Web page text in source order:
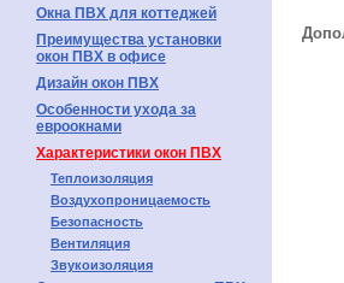
Окна ПВХ для коттеджей
Преимущества установки
окон ПВХ в офисе
Дизайн окон ПВХ
Особенности ухода за
евроокнами
Характеристики окон ПВХ
Теплоизоляция
Воздухопроницаемость
Безопасность
Вентиляция
Звукоизоляция